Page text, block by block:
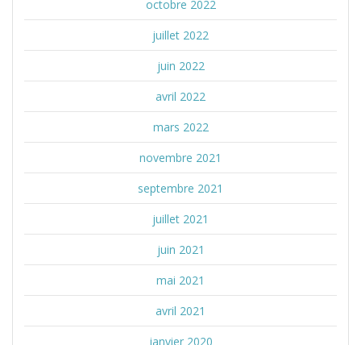
octobre 2022
juillet 2022
juin 2022
avril 2022
mars 2022
novembre 2021
septembre 2021
juillet 2021
juin 2021
mai 2021
avril 2021
janvier 2020